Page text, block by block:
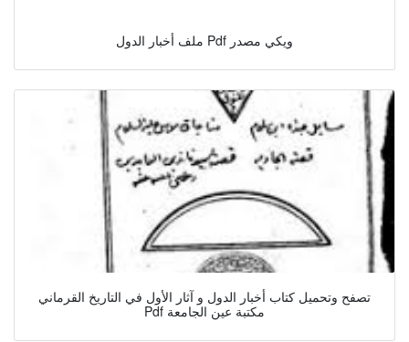
ملف أخبار الدول Pdf ويكي مصدر
تصفح وتحميل كتاب أخبار الدول و آثار الأول في التاريخ القرماني
Pdf مكتبة عين الجامعة